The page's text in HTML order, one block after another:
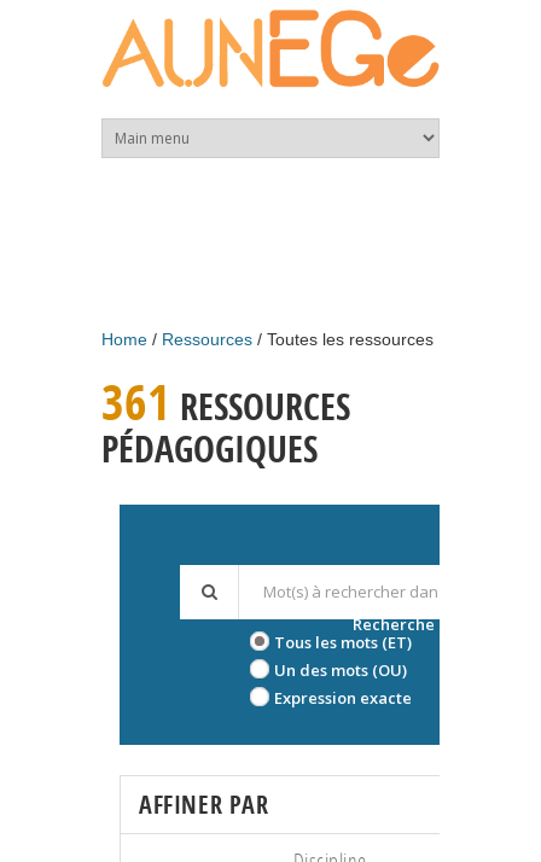
Home Ressources Toutes les ressources
361 RESSOURCES
PÉDAGOGIQUES
Tous les mots (ET)
Un des mots (OU)
Expression exacte
Recherche avancée
AFFINER PAR